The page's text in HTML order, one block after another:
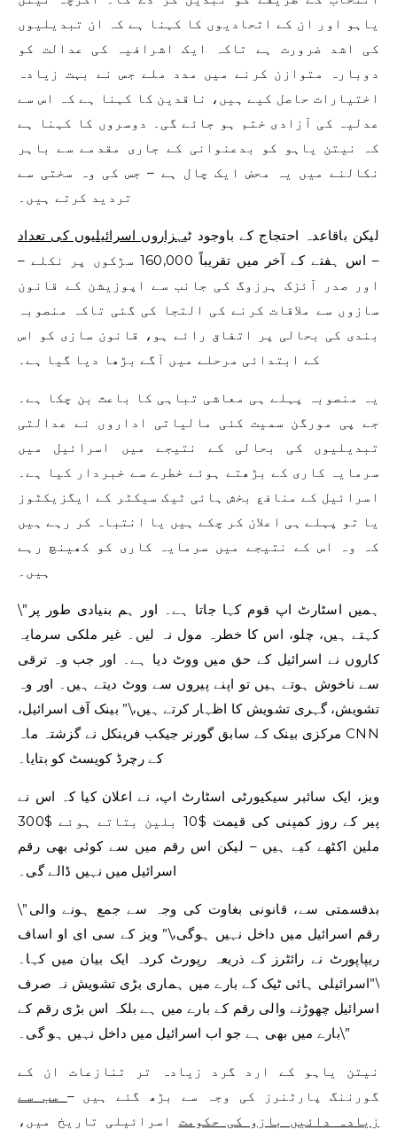
یاہو اور ان کے اتحادیوں کا کہنا ہے کہ ان تبدیلیوں
کی اشد ضرورت ہے تاکہ ایک اشرافیہ کی عدالت کو
دوبارہ متوازن کرنے میں مدد ملے جس نے بہت زیادہ
اختیارات حاصل کیے ہیں، ناقدین کا کہنا ہے کہ اس سے
عدلیہ کی آزادی ختم ہو جائے گی۔ دوسروں کا کہنا ہے
کہ نیتن یاہو کو بدعنوانی کے جاری مقدمے سے باہر
نکالنے میں یہ محض ایک چال ہے – جس کی وہ سختی سے
تردید کرتے ہیں۔
لیکن باقاعدہ احتجاج کے باوجود ٹیہزاروں اسرائیلیوں کی تعداد
– اس ہفتے کے آخر میں تقریباً 160,000 سڑکوں پر نکلے –
اور صدر آئزک ہرزوگ کی جانب سے اپوزیشن کے قانون
سازوں سے ملاقات کرنے کی التجا کی گئی تاکہ منصوبہ
بندی کی بحالی پر اتفاق رائے ہو، قانون سازی کو اس
کے ابتدائی مرحلے میں آگے بڑھا دیا گیا ہے۔
یہ منصوبہ پہلے ہی معاشی تباہی کا باعث بن چکا ہے۔
جے پی مورگن سمیت کئی مالیاتی اداروں نے عدالتی
تبدیلیوں کی بحالی کے نتیجے میں اسرائیل میں
سرمایہ کاری کے بڑھتے ہوئے خطرے سے خبردار کیا ہے۔
اسرائیل کے منافع بخش ہائی ٹیک سیکٹر کے ایگزیکٹوز
یا تو پہلے ہی اعلان کر چکے ہیں یا انتباہ کر رہے ہیں
کہ وہ اس کے نتیجے میں سرمایہ کاری کو کھینچ رہے
ہیں۔
\”ہمیں اسٹارٹ اپ قوم کہا جاتا ہے۔ اور ہم بنیادی طور پر
کہتے ہیں، چلو، اس کا خطرہ مول نہ لیں۔ غیر ملکی سرمایہ
کاروں نے اسرائیل کے حق میں ووٹ دیا ہے۔ اور جب وہ ترقی
سے ناخوش ہوتے ہیں تو اپنے پیروں سے ووٹ دیتے ہیں۔ اور وہ
تشویش، گہری تشویش کا اظہار کرتے ہیں،\” بینک آف اسرائیل،
مرکزی بینک کے سابق گورنر جیکب فرینکل نے گزشتہ ماہ CNN
کے رچرڈ کویسٹ کو بتایا۔
ویز، ایک سائبر سیکیورٹی اسٹارٹ اپ، نے اعلان کیا کہ اس نے
پیر کے روز کمپنی کی قیمت $10 بلین بتاتے ہوئے $300
ملین اکٹھے کیے ہیں – لیکن اس رقم میں سے کوئی بھی رقم
اسرائیل میں نہیں ڈالے گی۔
\”بدقسمتی سے، قانونی بغاوت کی وجہ سے جمع ہونے والی
رقم اسرائیل میں داخل نہیں ہوگی،\” ویز کے سی ای او اساف
ریپاپورٹ نے رائٹرز کے ذریعہ رپورٹ کردہ ایک بیان میں کہا۔
\”اسرائیلی ہائی ٹیک کے بارے میں ہماری بڑی تشویش نہ صرف
اسرائیل چھوڑنے والی رقم کے بارے میں ہے بلکہ اس بڑی رقم کے
بارے میں بھی ہے جو اب اسرائیل میں داخل نہیں ہو گی۔\”
نیتن یاہو کے ارد گرد زیادہ تر تنازعات ان کے
گورننگ پارٹنرز کی وجہ سے بڑھ گئے ہیں – سب سے
زیادہ دائیں بازو کی حکومت اسرائیلی تاریخ میں،